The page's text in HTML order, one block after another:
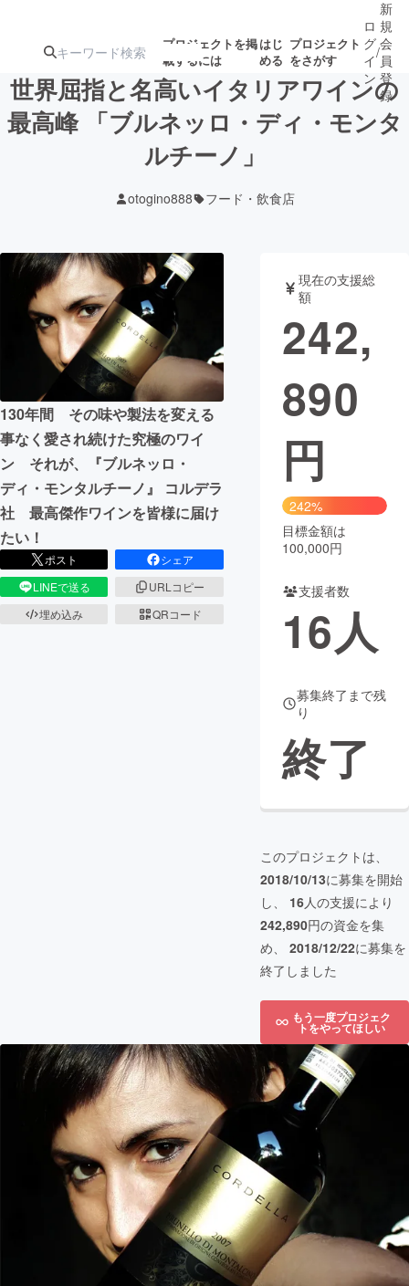
プロジェクトを掲
載するには
はじ
める
プロジェクト
をさがす
注目の新着プロ 募集終了が近いプ
テクノロジー・ガジェット
映像・映画 書籍・雑誌
ビジネス・起業 チャレンジ
まちづくり・地域活性化
CAMPFIRE for Social Good
CAMPFIRE Creation
CAMPFIREふるさと納税 machi-ya コミュニティ
ロ
グ
イ
ン
/
新
規
会
員
登
録
世界屈指と名高いイタリアワインの
最高峰 「ブルネッロ・ディ・モンタ
ルチーノ」
otogino888 フード・飲食店
130年間 その味や製法を変える
事なく愛され続けた究極のワイ
ン それが、『ブルネッロ・
ディ・モンタルチーノ』 コルデラ
社 最高傑作ワインを皆様に届け
たい！
ポスト
シェア
LINEで送る
URLコピー
埋め込み
QRコード
現在の支援総
額
242,
890
円
242%
目標金額は
100,000円
支援者数
16人
募集終了まで残
り
終了
このプロジェクトは、
2018/10/13に募集を開始
し、 16人の支援により
242,890円の資金を集
め、 2018/12/22に募集を
終了しました
もう一度プロジェク
トをやってほしい